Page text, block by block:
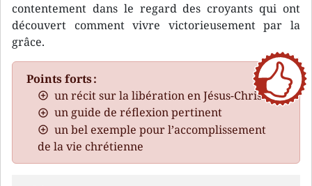
contentement dans le regard des croyants qui ont
découvert comment vivre victorieusement par la
grâce.
Points forts :
un récit sur la libération en Jésus-Christ
un guide de réflexion pertinent
un bel exemple pour l’accomplissement
de la vie chrétienne